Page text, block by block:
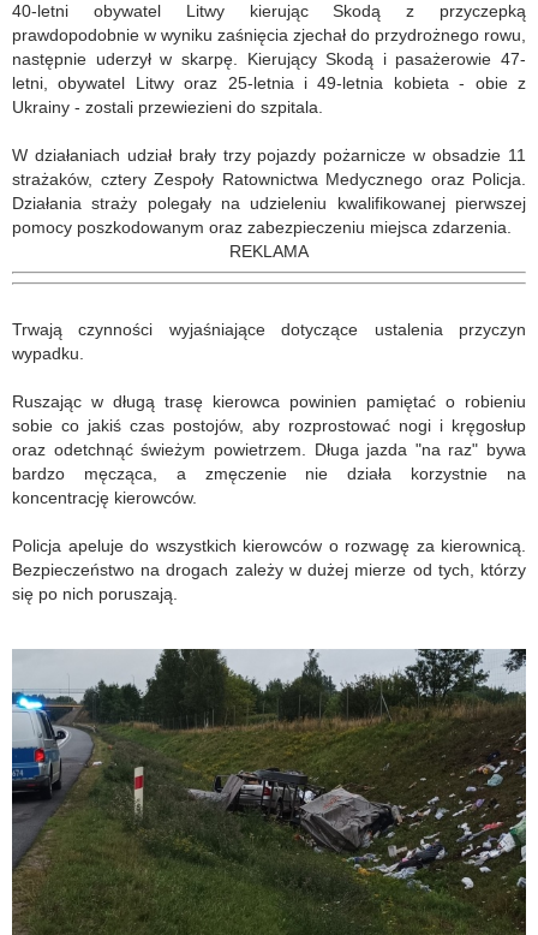
40-letni obywatel Litwy kierując Skodą z przyczepką
prawdopodobnie w wyniku zaśnięcia zjechał do przydrożnego rowu,
następnie uderzył w skarpę. Kierujący Skodą i pasażerowie 47-
letni, obywatel Litwy oraz 25-letnia i 49-letnia kobieta - obie z
Ukrainy - zostali przewiezieni do szpitala.
W działaniach udział brały trzy pojazdy pożarnicze w obsadzie 11
strażaków, cztery Zespoły Ratownictwa Medycznego oraz Policja.
Działania straży polegały na udzieleniu kwalifikowanej pierwszej
pomocy poszkodowanym oraz zabezpieczeniu miejsca zdarzenia.
REKLAMA
Trwają czynności wyjaśniające dotyczące ustalenia przyczyn
wypadku.
Ruszając w długą trasę kierowca powinien pamiętać o robieniu
sobie co jakiś czas postojów, aby rozprostować nogi i kręgosłup
oraz odetchnąć świeżym powietrzem. Długa jazda "na raz" bywa
bardzo męcząca, a zmęczenie nie działa korzystnie na
koncentrację kierowców.
Policja apeluje do wszystkich kierowców o rozwagę za kierownicą.
Bezpieczeństwo na drogach zależy w dużej mierze od tych, którzy
się po nich poruszają.